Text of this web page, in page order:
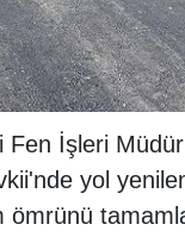
Fen İşleri
yol
ömrünü